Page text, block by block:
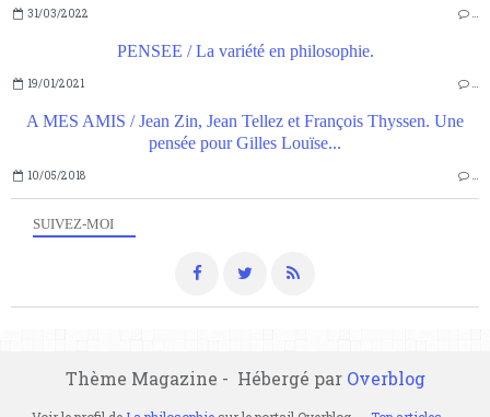
SUIVEZ-MOI
31/03/2022 …
PENSEE / La variété en philosophie.
19/01/2021 …
A MES AMIS / Jean Zin, Jean Tellez et François Thyssen. Une
pensée pour Gilles Louïse...
10/05/2018 …
Thème Magazine - Hébergé par Overblog